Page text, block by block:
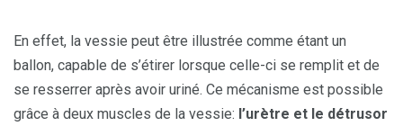
En effet, la vessie peut être illustrée comme étant un
ballon, capable de s’étirer lorsque celle-ci se remplit et de
se resserrer après avoir uriné. Ce mécanisme est possible
grâce à deux muscles de la vessie: l’urètre et le détrusor